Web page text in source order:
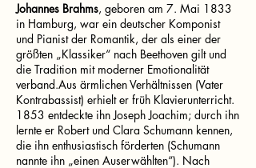
Johannes Brahms, geboren am 7. Mai 1833
in Hamburg, war ein deutscher Komponist
und Pianist der Romantik, der als einer der
größten „Klassiker“ nach Beethoven gilt und
die Tradition mit moderner Emotionalität
verband.Aus ärmlichen Verhältnissen (Vater
Kontrabassist) erhielt er früh Klavierunterricht.
1853 entdeckte ihn Joseph Joachim; durch ihn
lernte er Robert und Clara Schumann kennen,
die ihn enthusiastisch förderten (Schumann
nannte ihn „einen Auserwählten“). Nach